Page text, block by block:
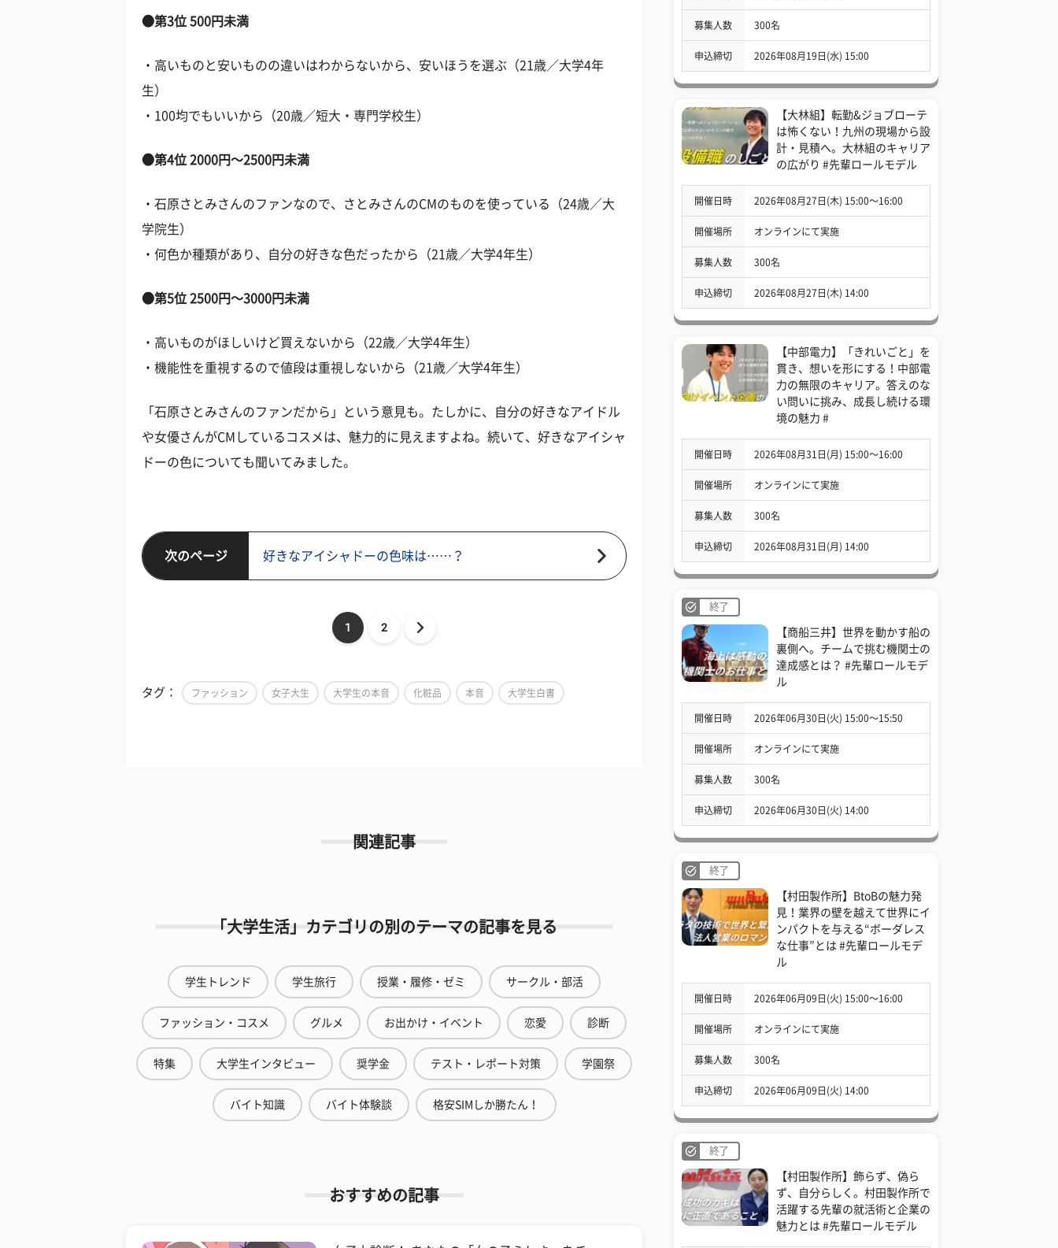
●第3位 500円未満
・高いものと安いものの違いはわからないから、安いほうを選ぶ（21歳／大学4年
生）
・100均でもいいから（20歳／短大・専門学校生）
●第4位 2000円～2500円未満
・石原さとみさんのファンなので、さとみさんのCMのものを使っている（24歳／大
学院生）
・何色か種類があり、自分の好きな色だったから（21歳／大学4年生）
●第5位 2500円～3000円未満
・高いものがほしいけど買えないから（22歳／大学4年生）
・機能性を重視するので値段は重視しないから（21歳／大学4年生）
「石原さとみさんのファンだから」という意見も。たしかに、自分の好きなアイドル
や女優さんがCMしているコスメは、魅力的に見えますよね。続いて、好きなアイシャ
ドーの色についても聞いてみました。
次のページ 好きなアイシャドーの色味は……？
1 2
タグ： ファッション 女子大生 大学生の本音 化粧品 本音 大学生白書
関連記事
「大学生活」カテゴリの別のテーマの記事を見る
学生トレンド 学生旅行 授業・履修・ゼミ サークル・部活
ファッション・コスメ グルメ お出かけ・イベント 恋愛 診断
特集 大学生インタビュー 奨学金 テスト・レポート対策 学園祭
バイト知識 バイト体験談 格安SIMしか勝たん！
おすすめの記事
募集人数 300名
申込締切 2026年08月19日(水) 15:00
【大林組】転勤&ジョブローテ
は怖くない！九州の現場から設
計・見積へ。大林組のキャリア
の広がり #先輩ロールモデル
開催日時 2026年08月27日(木) 15:00〜16:00
開催場所 オンラインにて実施
募集人数 300名
申込締切 2026年08月27日(木) 14:00
【中部電力】「きれいごと」を
貫き、想いを形にする！中部電
力の無限のキャリア。答えのな
い問いに挑み、成長し続ける環
境の魅力 #
開催日時 2026年08月31日(月) 15:00〜16:00
開催場所 オンラインにて実施
募集人数 300名
申込締切 2026年08月31日(月) 14:00
終了
【商船三井】世界を動かす船の
裏側へ。チームで挑む機関士の
達成感とは？ #先輩ロールモデ
ル
開催日時 2026年06月30日(火) 15:00〜15:50
開催場所 オンラインにて実施
募集人数 300名
申込締切 2026年06月30日(火) 14:00
終了
【村田製作所】BtoBの魅力発
見！業界の壁を越えて世界にイ
ンパクトを与える“ボーダレス
な仕事”とは #先輩ロールモデ
ル
開催日時 2026年06月09日(火) 15:00〜16:00
開催場所 オンラインにて実施
募集人数 300名
申込締切 2026年06月09日(火) 14:00
終了
【村田製作所】飾らず、偽ら
ず、自分らしく。村田製作所で
活躍する先輩の就活術と企業の
魅力とは #先輩ロールモデル